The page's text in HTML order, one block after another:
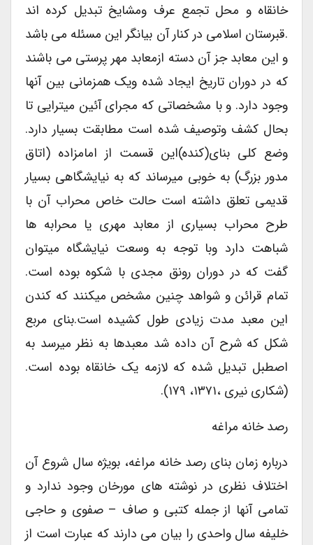
خانقاه و محل تجمع عرف ومشایخ تبدیل کرده اند
.قبرستان اسلامی در کنار آن بیانگر این مسئله می باشد
و این معابد جز آن دسته ازمعابد مهر پرستی می باشند
که در دوران تاریخ ایجاد شده ویک همزمانی بین آنها
وجود دارد. و با مشخصاتی که مجرای آئین میترایی تا
بحال کشف وتوصیف شده است مطابقت بسیار دارد.
وضع کلی بنای(کنده)این قسمت از امامزاده (اتاق
مدور بزرگ) به خوبی میرساند که به نیایشگاهی بسیار
قدیمی تعلق داشته است حالت خاص محراب آن با
طرح محراب بسیاری از معابد مهری یا محرابه ها
شباهت دارد وبا توجه به وسعت نیایشگاه میتوان
گفت که در دوران رونق مجدی با شکوه بوده است.
تمام قرائن و شواهد چنین مشخص میکنند که کندن
این معبد مدت زیادی طول کشیده است.بنای مربع
شکل که شرح آن داده شد معبدها به نظر میرسد به
اصطبل تبدیل شده که لازمه یک خانقاه بوده است.
(شکاری نیری ،۱۳۷۱، ۱۷۹).
رصد خانه مراغه
درباره زمان بنای رصد خانه مراغه، بویژه سال شروع آن
اختلاف نظری در نوشته های مورخان وجود ندارد و
تمامی آنها از جمله کتبی و صاف – صفوی و حاجی
خلیفه سال واحدی را بیان می دارند که عبارت است از